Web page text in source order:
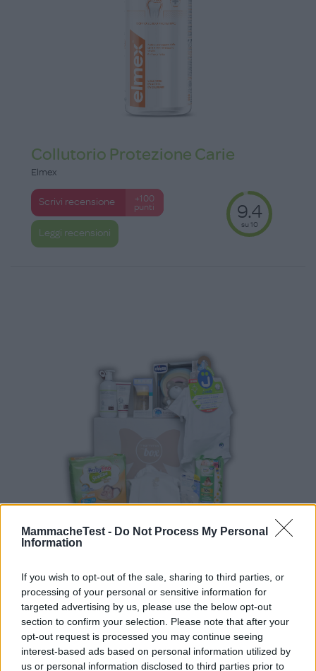
MammacheTest - Do Not Process My Personal
Information
If you wish to opt-out of the sale, sharing to third parties, or
processing of your personal or sensitive information for
targeted advertising by us, please use the below opt-out
section to confirm your selection. Please note that after your
opt-out request is processed you may continue seeing
interest-based ads based on personal information utilized by
us or personal information disclosed to third parties prior to
Collutorio Protezione Carie
Elmex
Scrivi recensione
+100
punti
Leggi recensioni
9.4
su 10
MammacheClub
Scrivi recensione
+100
punti
Leggi recensioni
9.6
su 10